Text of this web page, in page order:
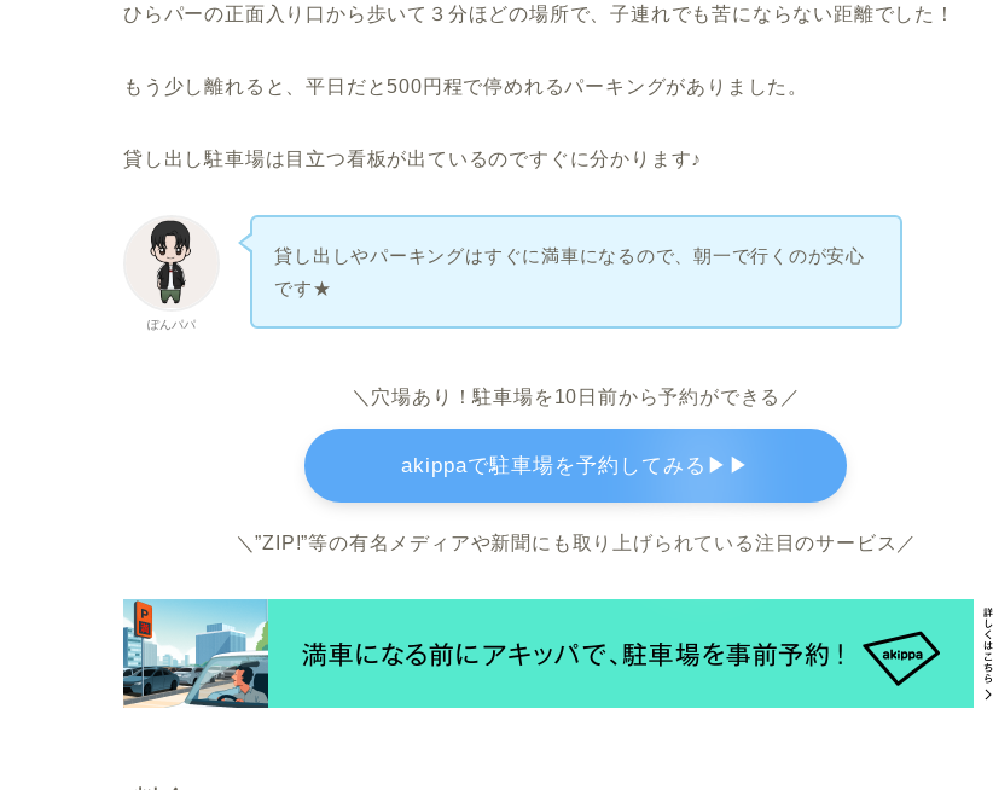
ひらパーの正面入り口から歩いて３分ほどの場所で、子連れでも苦にならない距離でした！
もう少し離れると、平日だと500円程で停めれるパーキングがありました。
貸し出し駐車場は目立つ看板が出ているのですぐに分かります♪
ぽんパパ
貸し出しやパーキングはすぐに満車になるので、朝一で行くのが安心
です★
＼穴場あり！駐車場を10日前から予約ができる／
akippaで駐車場を予約してみる▶▶
＼”ZIP!”等の有名メディアや新聞にも取り上げられている注目のサービス／